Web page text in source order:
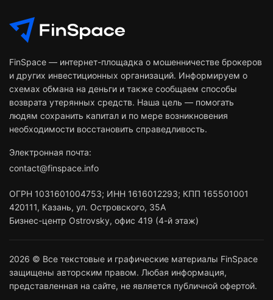
FinSpace — интернет-площадка о мошенничестве брокеров
и других инвестиционных организаций. Информируем о
схемах обмана на деньги и также сообщаем способы
возврата утерянных средств. Наша цель — помогать
людям сохранить капитал и по мере возникновения
необходимости восстановить справедливость.
Электронная почта:
contact@finspace.info
ОГРН 1031601004753; ИНН 1616012293; КПП 165501001
420111, Казань, ул. Островского, 35А
Бизнес-центр Ostrovsky, офис 419 (4-й этаж)
2026 © Все текстовые и графические материалы FinSpace
защищены авторским правом. Любая информация,
представленная на сайте, не является публичной офертой.